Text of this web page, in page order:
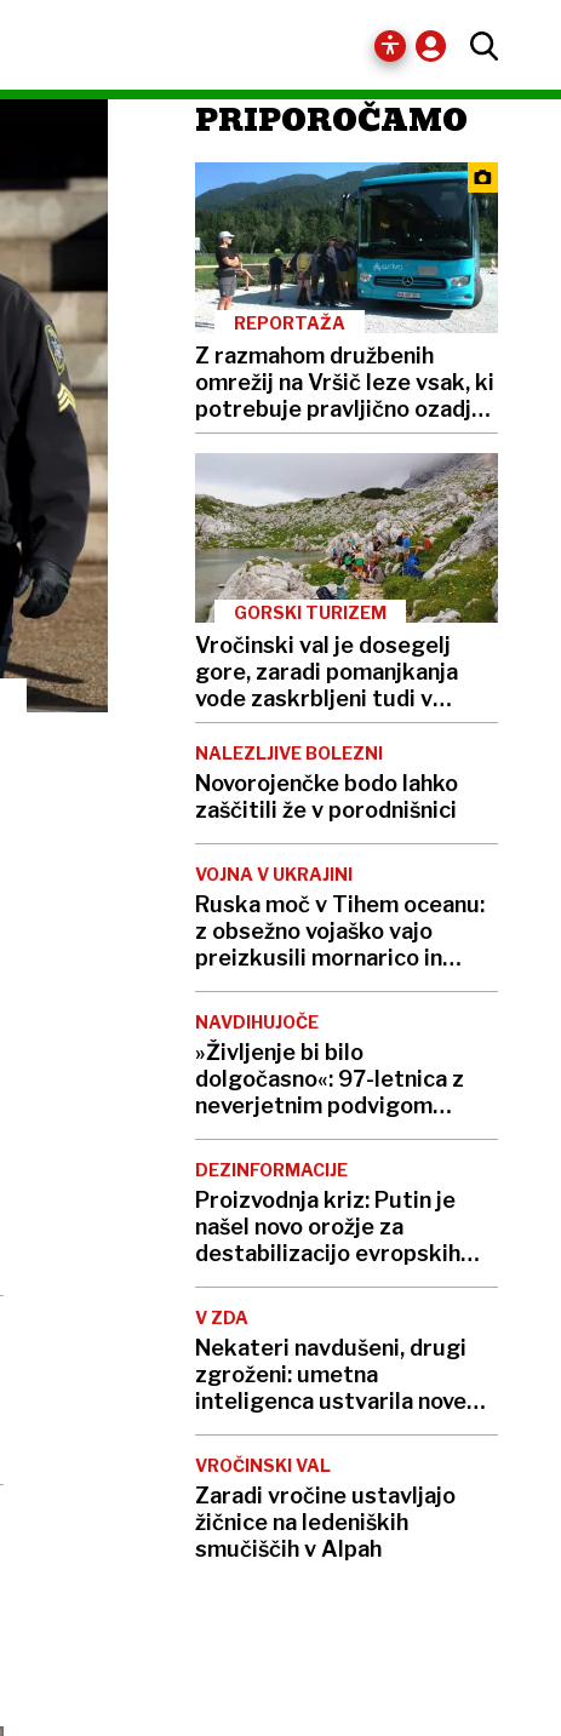
PRIPOROČAMO
REPORTAŽA
Z razmahom družbenih
omrežij na Vršič leze vsak, ki
potrebuje pravljično ozadje
za selfije
GORSKI TURIZEM
Vročinski val je dosegelj
gore, zaradi pomanjkanja
vode zaskrbljeni tudi v
kočah
NALEZLJIVE BOLEZNI
Novorojenčke bodo lahko
zaščitili že v porodnišnici
VOJNA V UKRAJINI
Ruska moč v Tihem oceanu:
z obsežno vojaško vajo
preizkusili mornarico in
balistične rakete
NAVDIHUJOČE
»Življenje bi bilo
dolgočasno«: 97-letnica z
neverjetnim podvigom
podrla lastni rekord
DEZINFORMACIJE
Proizvodnja kriz: Putin je
našel novo orožje za
destabilizacijo evropskih
demokracij
V ZDA
Nekateri navdušeni, drugi
zgroženi: umetna
inteligenca ustvarila nove
viruse
VROČINSKI VAL
Zaradi vročine ustavljajo
žičnice na ledeniških
smučiščih v Alpah